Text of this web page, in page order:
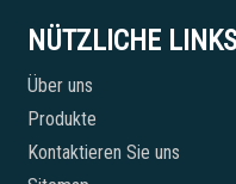
NÜTZLICHE LINKS
Über uns
Produkte
Kontaktieren Sie uns